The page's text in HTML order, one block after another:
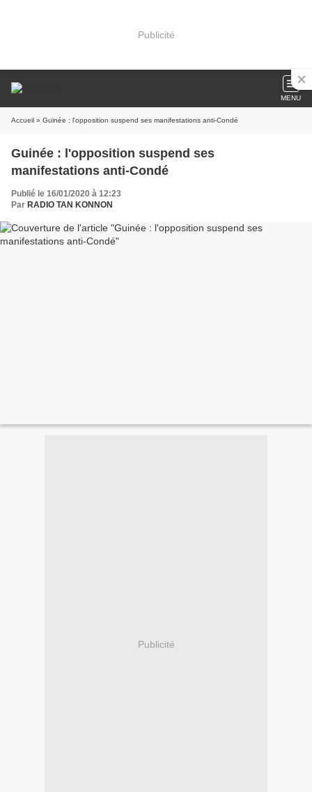
Publicité
MENU
Accueil » Guinée : l'opposition suspend ses manifestations anti-Condé
Guinée : l'opposition suspend ses
manifestations anti-Condé
Publié le 16/01/2020 à 12:23
Par RADIO TAN KONNON
Publicité